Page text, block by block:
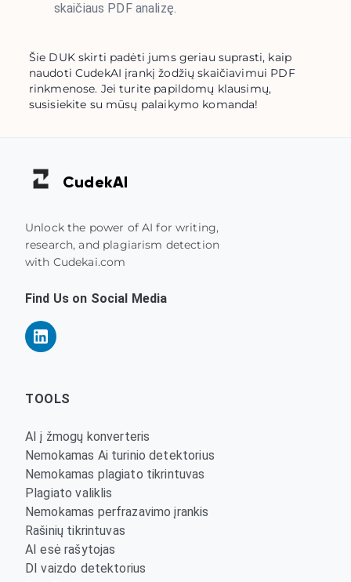
skaičiaus PDF analizę.
Šie DUK skirti padėti jums geriau suprasti, kaip
naudoti CudekAI įrankį žodžių skaičiavimui PDF
rinkmenose. Jei turite papildomų klausimų,
susisiekite su mūsų palaikymo komanda!
CudekAI
Unlock the power of AI for writing,
research, and plagiarism detection
with Cudekai.com
Find Us on Social Media
TOOLS
AI į žmogų konverteris
Nemokamas Ai turinio detektorius
Nemokamas plagiato tikrintuvas
Plagiato valiklis
Nemokamas perfrazavimo įrankis
Rašinių tikrintuvas
AI esė rašytojas
DI vaizdo detektorius